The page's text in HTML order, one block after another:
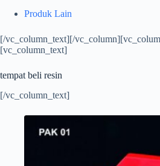
Produk Lain
[/vc_column_text][/
[vc_column_text]
tempat beli resin
[/vc_column_text]